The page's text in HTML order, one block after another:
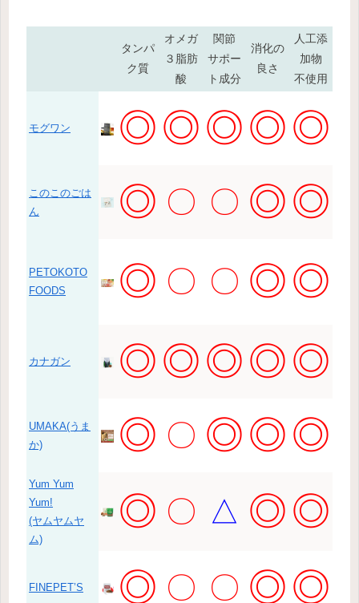
タンパ
ク質
オメガ
３脂肪
酸
関節
サポー
ト成分
消化の
良さ
人工添
加物
不使用
モグワン ◎◎◎◎◎
このこのごは
ん
◎ 〇 〇 ◎◎
PETOKOTO
FOODS
◎ 〇 〇 ◎◎
カナガン ◎◎◎◎◎
UMAKA(うま
か)
◎ 〇 ◎◎◎
Yum Yum
Yum!
(ヤムヤムヤ
ム)
◎ 〇 △ ◎◎
FINEPET’S ◎ 〇 〇 ◎◎